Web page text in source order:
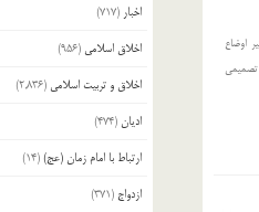
اوضاع
تصمیمی
اخبار (717)
اخلاق اسلامی (956)
اخلاق و تربیت اسلامی (2,836)
ادیان(474)
ارتباط با امام زمان (عج)(14)
ازدواج (371)